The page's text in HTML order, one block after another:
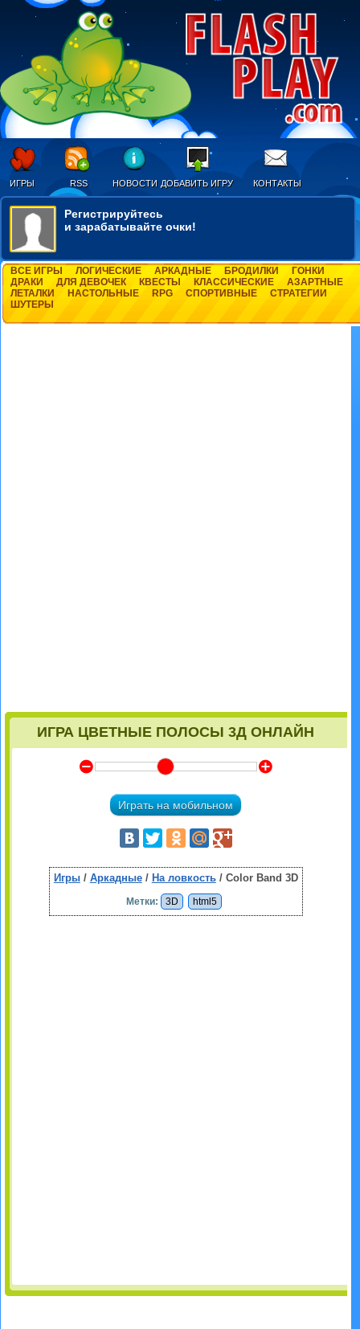
ИГРЫ RSS НОВОСТИ ДОБАВИТЬ ИГРУ КОНТАКТЫ
Регистрируйтесь
и зарабатывайте очки!
ВСЕ ИГРЫ ЛОГИЧЕСКИЕ АРКАДНЫЕ БРОДИЛКИ
ГОНКИ
ДРАКИ
ДЛЯ ДЕВОЧЕК КВЕСТЫ КЛАССИЧЕСКИЕ
АЗАРТНЫЕ
ЛЕТАЛКИ
НАСТОЛЬНЫЕ RPG СПОРТИВНЫЕ
СТРАТЕГИИ
ШУТЕРЫ
ИГРА ЦВЕТНЫЕ ПОЛОСЫ 3Д ОНЛАЙН
Y Z
Играть на мобильном
Игры/ Аркадные/ На ловкость/ Color Band 3D
Метки: 3D html5